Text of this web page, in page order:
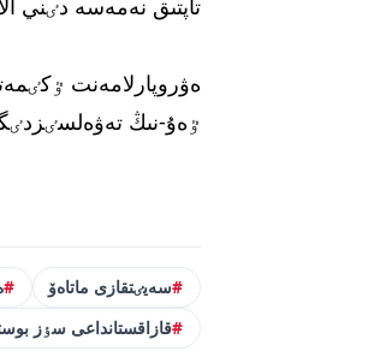
ەۋروپارلامەنت
ٷەۇ-نىڭ
سەيٸتقازى ماتاەۆ
قازاقستانداعى سٶز